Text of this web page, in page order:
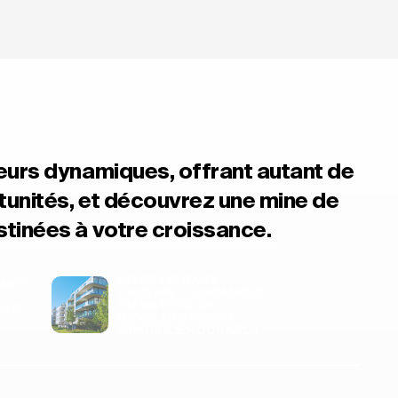
dynamiques, offrant autant de
et découvrez une mine de
à votre croissance.
: